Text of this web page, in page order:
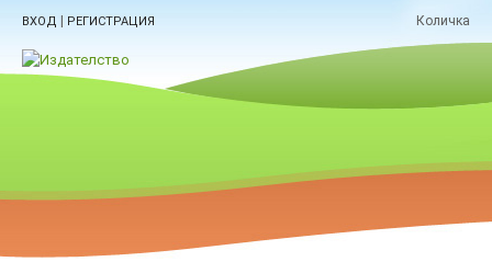
ВХОД | РЕГИСТРАЦИЯ Количка